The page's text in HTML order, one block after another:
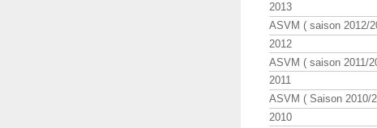
2013
ASVM ( saison 2012/
2012
ASVM ( saison 2011/
2011
ASVM ( Saison 2010/
2010